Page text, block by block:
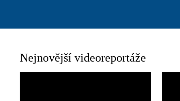
Nejnovější videoreportáže